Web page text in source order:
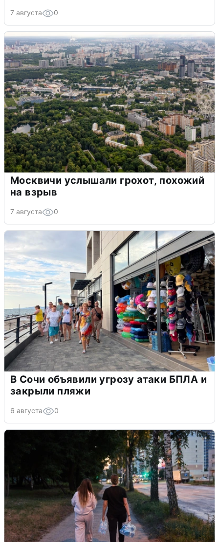
7 августа 0
Москвичи услышали грохот, похожий
на взрыв
7 августа 0
В Сочи объявили угрозу атаки БПЛА и
закрыли пляжи
6 августа 0